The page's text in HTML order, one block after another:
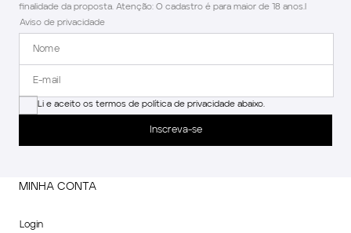
finalidade da proposta. Atenção: O cadastro é para maior de 18 anos.l
Aviso de privacidade
Li e aceito os termos de política de privacidade abaixo.
Inscreva-se
MINHA CONTA
Login